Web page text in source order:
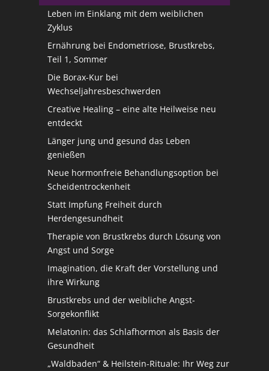
Leben im Einklang mit dem weiblichen
Zyklus
Ernährung bei Endometriose, Brustkrebs,
Teil 1, Sommer
Die Borax-Kur bei
Wechseljahresbeschwerden
Creative Healing – eine alte Heilweise neu
entdeckt
Länger jung und gesund das Leben
genießen
Neue hormonfreie Behandlungsoption bei
Scheidentrockenheit
Statt Impfung Freiheit durch
Herdengesundheit
Therapie von Brustkrebs durch Lösung von
Angst und Sorge
Imagination, die Kraft der Vorstellung und
ihre Wirkung
Brustkrebs und der weibliche Angst-
Sorgekonflikt
Melatonin: das Schlafhormon als Basis der
Gesundheit
„Waldbaden“ & Heilstein-Rituale: Ihr Weg zur